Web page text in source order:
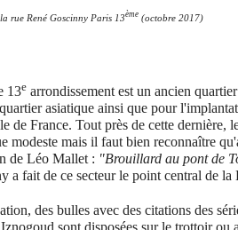
rue René Goscinny Paris 13ème (octobre 2017)
13e arrondissement est un ancien
asiatique ainsi que pour
de France. Tout près de cette dernière,
modeste mais il faut bien reconnaître
de Léo Mallet : "Brouillard au pont de
a fait de ce secteur le point central de la
des bulles avec des citations des
sont disposées sur le trottoir ou